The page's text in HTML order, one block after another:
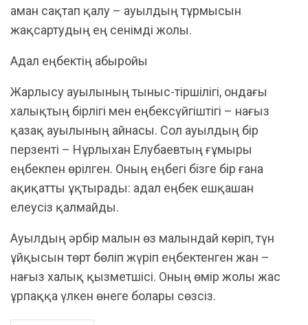
аман сақтап қалу – ауылдың тұрмысын
жақсартудың ең сенімді жолы.
Адал еңбектің абыройы
Жарлысу ауылының тыныс-тіршілігі, ондағы
халықтың бірлігі мен еңбексүйгіштігі – нағыз
қазақ ауылының айнасы. Сол ауылдың бір
перзенті – Нұрлыхан Елубаевтың ғұмыры
еңбекпен өрілген. Оның еңбегі бізге бір ғана
ақиқатты ұқтырады: адал еңбек ешқашан
елеусіз қалмайды.
Ауылдың әрбір малын өз малындай көріп, түн
ұйқысын төрт бөліп жүріп еңбектенген жан –
нағыз халық қызметшісі. Оның өмір жолы жас
ұрпаққа үлкен өнеге болары сөзсіз.